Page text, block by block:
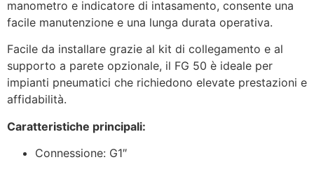
manometro e indicatore di intasamento, consente una
facile manutenzione e una lunga durata operativa.
Facile da installare grazie al kit di collegamento e al
supporto a parete opzionale, il FG 50 è ideale per
impianti pneumatici che richiedono elevate prestazioni e
affidabilità.
Caratteristiche principali:
Connessione: G1″